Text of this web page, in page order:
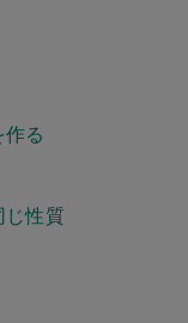
る
じ性質